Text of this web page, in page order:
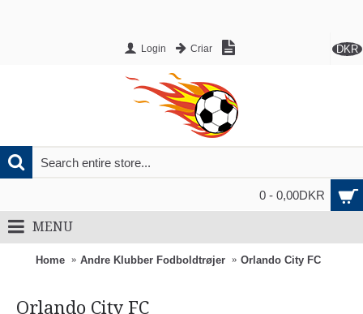
DKR
Login Criar
0 - 0,00DKR
MENU
Home Andre Klubber Fodboldtrøjer Orlando City FC
Orlando City FC